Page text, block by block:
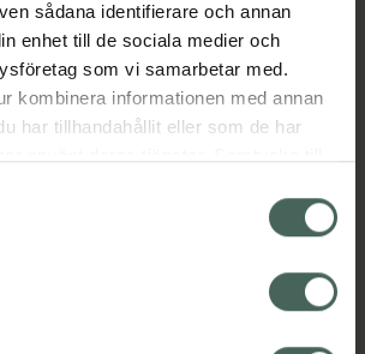
sådana identifierare och annan
enhet till de sociala medier och
som vi samarbetar med.
kombinera informationen med annan
har tillhandahållit eller som de har
via webbplatsens
Ett återkallat samtycke påverkar inte
som skett innan återkallelsen.
bipacksedeln innan
Visa